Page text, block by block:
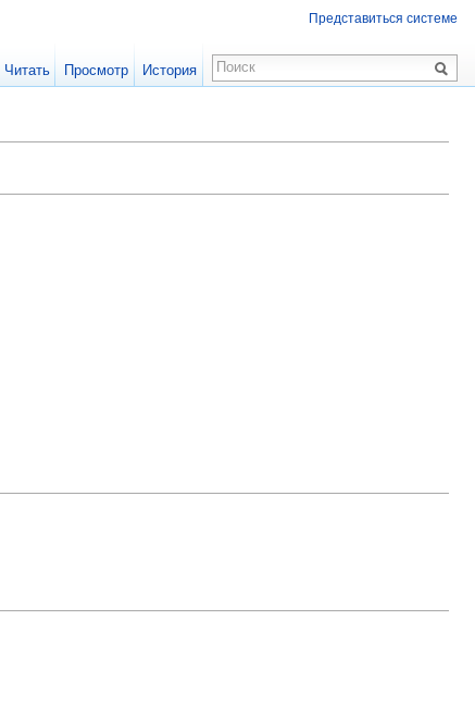
Представиться системе
Читать Просмотр История